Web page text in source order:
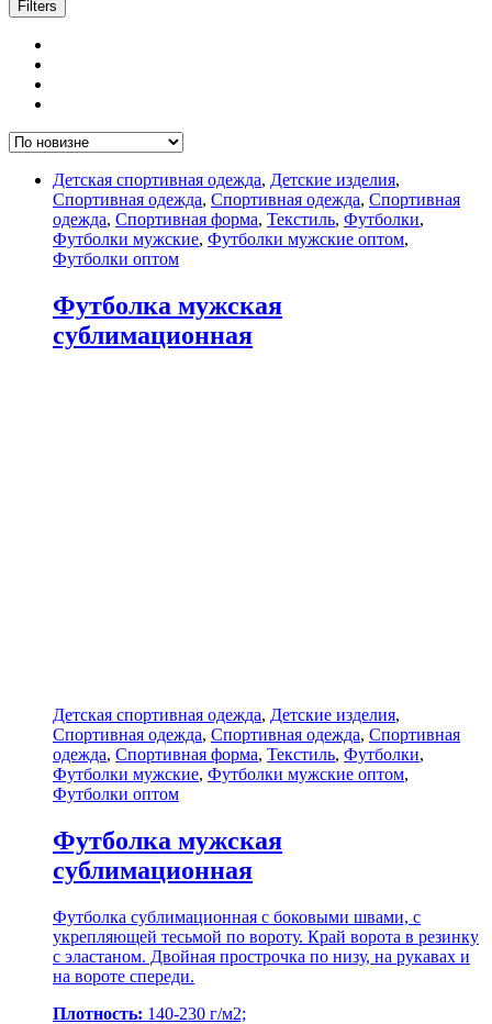
Filters
Детская спортивная одежда, Детские изделия,
Спортивная одежда, Спортивная одежда, Спортивная
одежда, Спортивная форма, Текстиль, Футболки,
Футболки мужские, Футболки мужские оптом,
Футболки оптом
Футболка мужская
сублимационная
Детская спортивная одежда, Детские изделия,
Спортивная одежда, Спортивная одежда, Спортивная
одежда, Спортивная форма, Текстиль, Футболки,
Футболки мужские, Футболки мужские оптом,
Футболки оптом
Футболка мужская
сублимационная
Футболка сублимационная с боковыми швами, с
укрепляющей тесьмой по вороту. Край ворота в резинку
с эластаном. Двойная прострочка по низу, на рукавах и
на вороте спереди.
Плотность: 140-230 г/м2;